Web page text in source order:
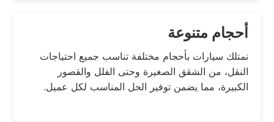
أحجام متنوعة
نمتلك سيارات بأحجام مختلفة تناسب جميع احتياجات
النقل، من الشقق الصغيرة وحتى الفلل والقصور
الكبيرة، مما يضمن توفير الحل المناسب لكل عميل.